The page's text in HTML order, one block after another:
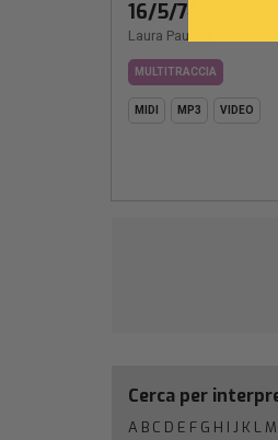
16/5/74
Laura Pausini
MULTITRACCIA
MIDI MP3 VIDEO
Cerca per
A B C D E F G H I J K L M